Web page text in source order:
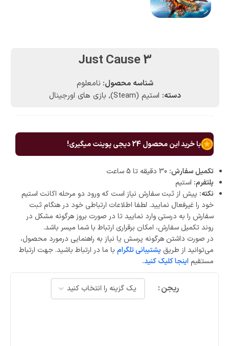
Just Cause 3
شناسه محصول: نامعلوم
دسته: استیم (Steam) , بازی های اورجینال
با خرید این محصول24دیجی پوینت میگیری!
تکمیل سفارش:
پلتفرم: استیم
نکته: پیش از ثبت سفارش نیاز است که ورود دو مرحله اکانت استیم
خود را غیرفعال نمایید. لطفا اطلاعات ارتباطی خود در هنگام ثبت
سفارش را به درستی وارد نمایید تا در صورت بروز هرگونه مشکل در
روند تکمیل سفارش، امکان برقراری ارتباط با شما میسر باشد.
در صورت داشتن هرگونه پرسش یا نیاز به راهنمایی درمورد محصول،
می‌توانید از طریق پشتیبانی تلگرام با ما در ارتباط باشید. جهت ارتباط
مستقیم اینجا کلیک کنید.
ریجن